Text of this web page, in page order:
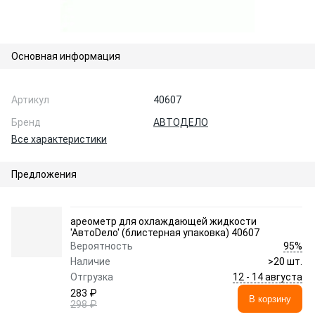
Основная информация
Артикул
40607
Бренд
АВТОДЕЛО
Все характеристики
Предложения
ареометр для охлаждающей жидкости
'АвтоDело' (блистерная упаковка) 40607
Вероятность
95%
Наличие
>20 шт.
Отгрузка
12 - 14 августа
283 ₽
298 ₽
В корзину